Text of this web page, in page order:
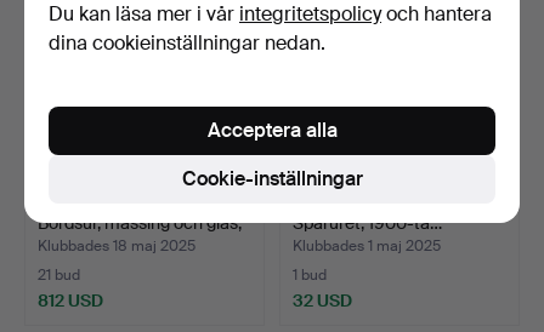
Bordsur, mässing och glas,
…
Klubbades 18 maj 2025
21 bud
812 USD
Sparuret, 1900-ta…
Klubbades 1 maj 2025
1 bud
32 USD
Du kan läsa mer i vår integritetspolicyoch hantera
dina cookieinställningar nedan.
Cookie-inställningar
Acceptera alla